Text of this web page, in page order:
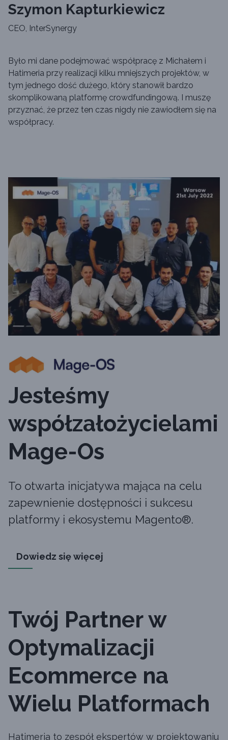
Szymon Kapturkiewicz
CEO, InterSynergy
Było mi dane podejmować współpracę z Michałem i
Hatimeria przy realizacji kilku mniejszych projektów, w
tym jednego dość dużego, który stanowił bardzo
skomplikowaną platformę crowdfundingową. I muszę
przyznać, że przez ten czas nigdy nie zawiodłem się na
współpracy.
Jesteśmy
współzałożycielami
Mage-Os
To otwarta inicjatywa mająca na celu
zapewnienie dostępności i sukcesu
platformy i ekosystemu Magento®.
Dowiedz się więcej
Twój Partner w
Optymalizacji
Ecommerce na
Wielu Platformach
Hatimeria to zespół ekspertów w projektowaniu